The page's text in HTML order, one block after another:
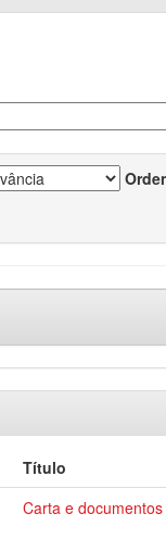
Título
Carta e